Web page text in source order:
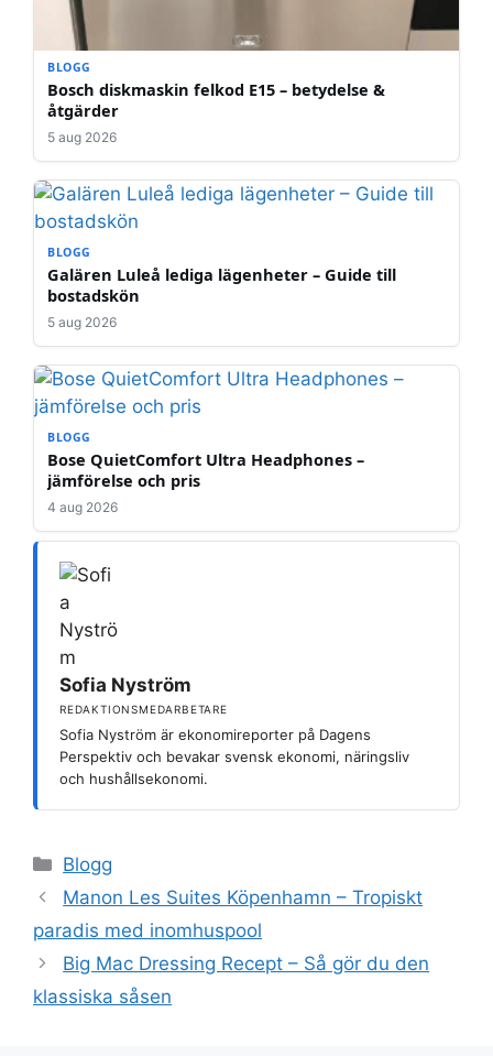
BLOGG
Bosch diskmaskin felkod E15 – betydelse &
åtgärder
5 aug 2026
BLOGG
Galären Luleå lediga lägenheter – Guide till
bostadskön
5 aug 2026
BLOGG
Bose QuietComfort Ultra Headphones –
jämförelse och pris
4 aug 2026
Sofia Nyström
REDAKTIONSMEDARBETARE
Sofia Nyström är ekonomireporter på Dagens
Perspektiv och bevakar svensk ekonomi, näringsliv
och hushållsekonomi.
Kategorier
Blogg
Manon Les Suites Köpenhamn – Tropiskt
paradis med inomhuspool
Big Mac Dressing Recept – Så gör du den
klassiska såsen